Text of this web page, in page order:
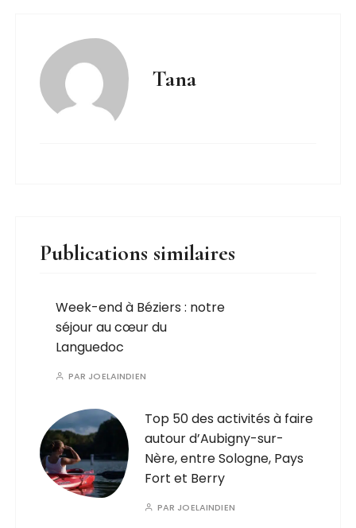
Tana
Publications similaires
Week-end à Béziers : notre
séjour au cœur du
Languedoc
PAR JOELAINDIEN
Top 50 des activités à faire
autour d’Aubigny-sur-
Nère, entre Sologne, Pays
Fort et Berry
PAR JOELAINDIEN